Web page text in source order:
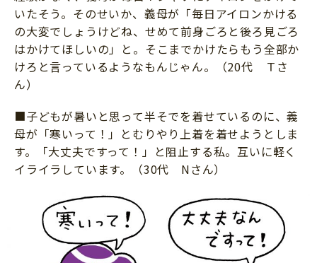
いたそう。そのせいか、義母が「毎日アイロンかける
の大変でしょうけどね、せめて前身ごろと後ろ見ごろ
はかけてほしいの」と。そこまでかけたらもう全部か
けろと言っているようなもんじゃん。（20代 Ｔさ
ん）
■子どもが暑いと思って半そでを着せているのに、義
母が「寒いって！」とむりやり上着を着せようとしま
す。「大丈夫ですって！」と阻止する私。互いに軽く
イライラしています。（30代 Nさん）